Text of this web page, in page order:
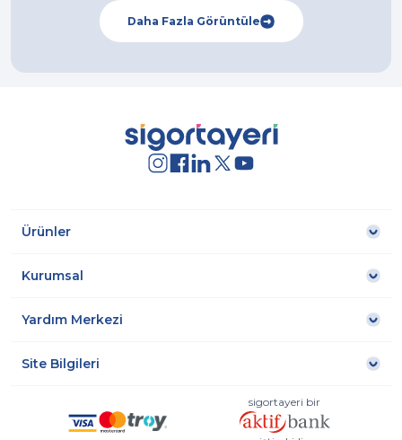
Daha Fazla Görüntüle
Ürünler
Kurumsal
Yardım Merkezi
Site Bilgileri
sigortayeri bir